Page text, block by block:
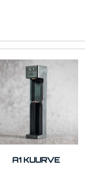
A1 KUURVE